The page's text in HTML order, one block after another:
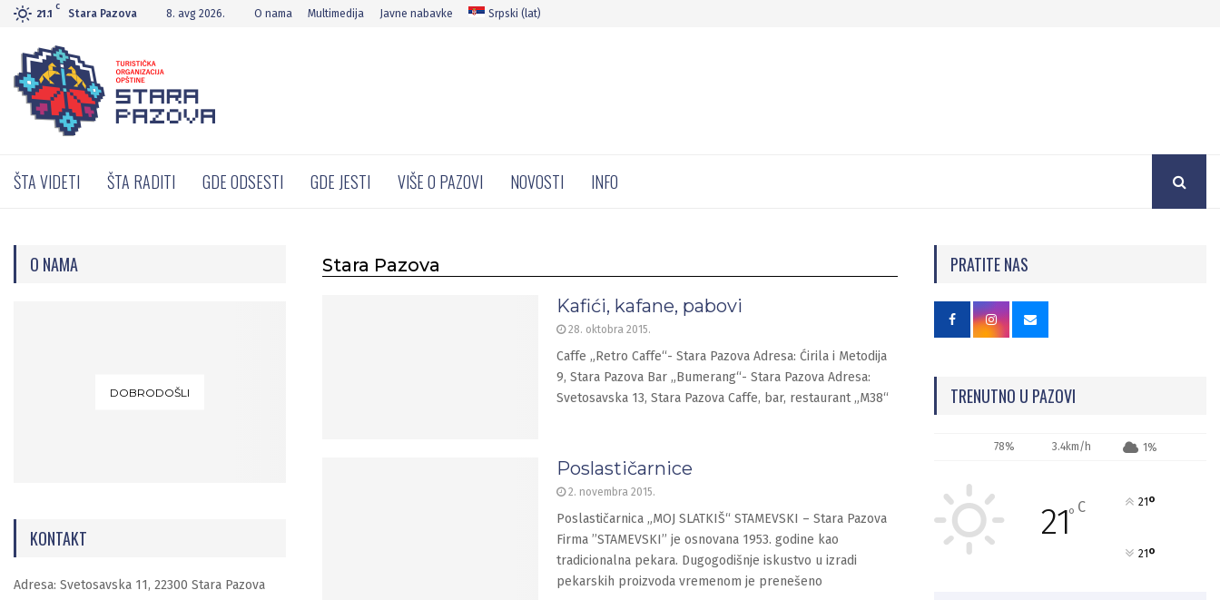
21.1
C
Stara Pazova 8. avg 2026. O nama Multimedija Javne nabavke Srpski (lat)
ŠTA VIDETI ŠTA RADITI GDE ODSESTI GDE JESTI VIŠE O PAZOVI NOVOSTI INFO
Stara Pazova
Kafići, kafane, pabovi
28. oktobra 2015.
Caffe „Retro Caffe“- Stara Pazova Adresa: Ćirila i Metodija
9, Stara Pazova Bar „Bumerang“- Stara Pazova Adresa:
Svetosavska 13, Stara Pazova Caffe, bar, restaurant „M38“
Poslastičarnice
2. novembra 2015.
Poslastičarnica „MOJ SLATKIŠ“ STAMEVSKI – Stara Pazova
Firma ’’STAMEVSKI’’ je osnovana 1953. godine kao
tradicionalna pekara. Dugogodišnje iskustvo u izradi
pekarskih proizvoda vremenom je prenešeno
O NAMA
DOBRODOŠLI
KONTAKT
Adresa: Svetosavska 11, 22300 Stara Pazova
PRATITE NAS
TRENUTNO U PAZOVI
78% 3.4km/h 1%
21° C 21 °
21 °